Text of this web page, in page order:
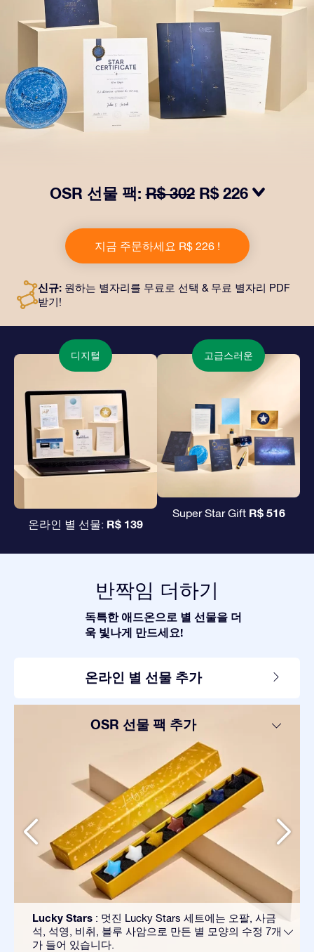
OSR 선물 팩:R$ 302 R$ 226
투와 퍼스널라이즈 문서가 선택한 주소로 발송되고 디지
털 문서가 제공되며 무료로 OSR 앱을 이용할 수 있습니
다. OSR Gift Pack은 친구나 사랑하는 사람에게 영원히
지금 주문하세요 R$ 226 !
신규: 원하는 별자리를 무료로 선택 & 무료 별자리 PDF
받기!
디지털
온라인 별 선물: R$ 139
고급스러운
Super Star Gift R$ 516
반짝임 더하기
독특한 애드온으로 별 선물을 더
욱 빛나게 만드세요!
온라인 별 선물 추가
OSR 선물 팩 추가
Lucky Stars : 멋진 Lucky Stars 세트에는 오팔, 사금
석, 석영, 비취, 블루 사암으로 만든 별 모양의 수정 7개
가 들어 있습니다.